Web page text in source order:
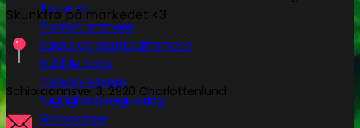
Tørrenet
Plantetrimmere
Sakse og plantetrimmere
Bubble bags
Pollenpressere
Fugtighedsregulering
Mikroskoper
Skunkfrø på markedet <3
Schioldannsvej 3, 2920 Charlottenlund